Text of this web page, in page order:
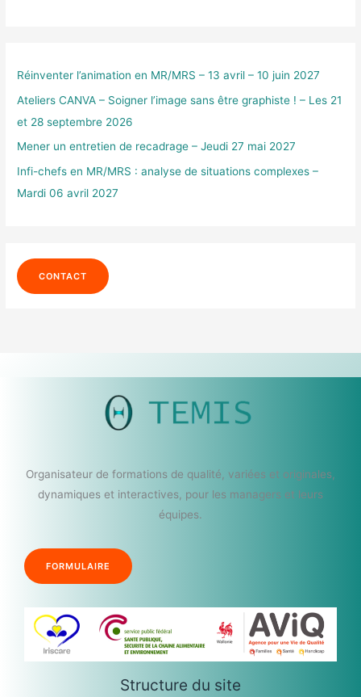
e
r
Réinventer l’animation en MR/MRS – 13 avril – 10 juin 2027
Ateliers CANVA – Soigner l’image sans être graphiste ! – Les 21
et 28 septembre 2026
Mener un entretien de recadrage – Jeudi 27 mai 2027
Infi-chefs en MR/MRS : analyse de situations complexes –
Mardi 06 avril 2027
CONTACT
Organisateur de formations de qualité, variées et originales,
dynamiques et interactives, pour les managers et leurs
équipes.
FORMULAIRE
Structure du site